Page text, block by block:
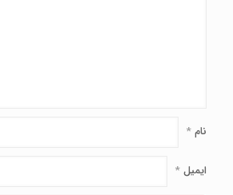
نام*
ایمیل*